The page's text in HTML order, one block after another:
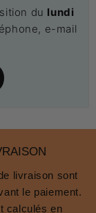
du lundi
e-mail
livraison sont
le paiement.
calculés en